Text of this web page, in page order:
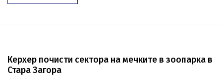
Керхер почисти сектора на мечките в зоопарка в
Стара Загора